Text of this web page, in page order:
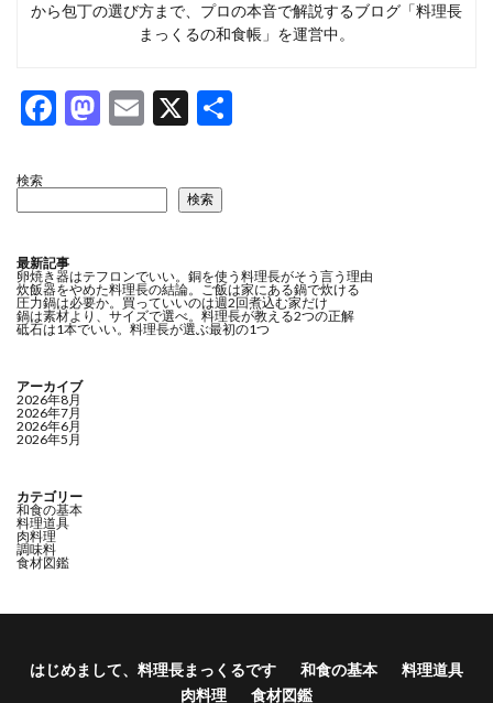
から包丁の選び方まで、プロの本音で解説するブログ「料理長
まっくるの和食帳」を運営中。
F
e
b
o
o
k
M
to
d
n
E
ai
l
X
検索
検索
最新記事
卵焼き器はテフロンでいい。銅を使う料理長がそう言う理由
炊飯器をやめた料理長の結論。ご飯は家にある鍋で炊ける
圧力鍋は必要か。買っていいのは週2回煮込む家だけ
鍋は素材より、サイズで選べ。料理長が教える2つの正解
砥石は1本でいい。料理長が選ぶ最初の1つ
アーカイブ
2026年8月
2026年7月
2026年6月
2026年5月
カテゴリー
和食の基本
料理道具
肉料理
調味料
食材図鑑
はじめまして、料理長まっくるです 和食の基本
料理道具
肉料理
食材図鑑